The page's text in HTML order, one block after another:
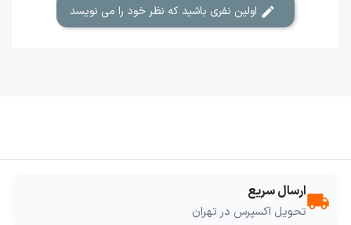
local_shippingارسال سریع
تحویل اکسپرس در تهران